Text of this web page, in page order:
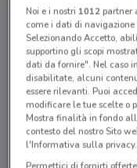
Noi e i nostri 1012partner
come i dati di
Selezionando Accetto,
supportino gli scopi
dati da fornire". Nel caso
disabilitate, alcuni
essere rilevanti. Puoi
modificare le tue scelte o
Mostra finalità in fondo
contesto del nostro Sito
l'Informativa sulla privacy.